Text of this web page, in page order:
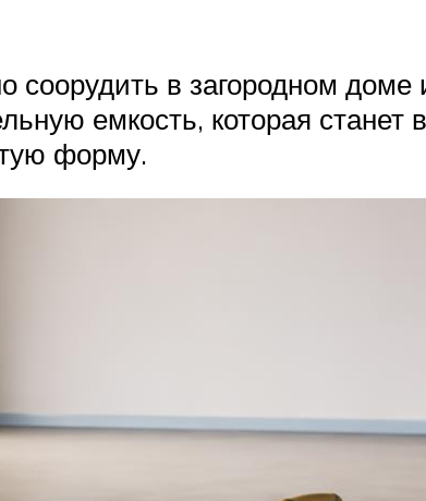
в загородном
емкость, которая
форму.